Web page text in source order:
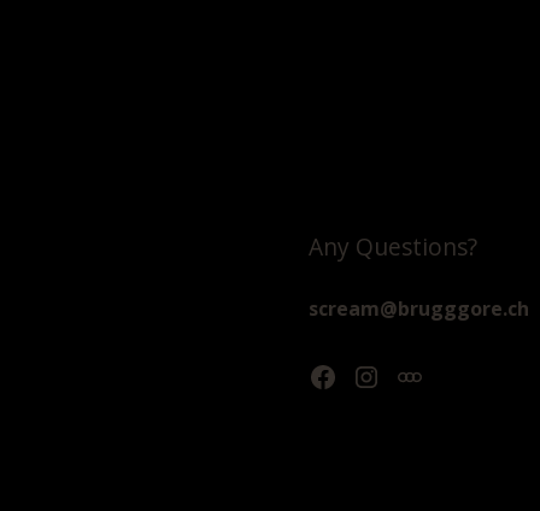
Any Questions?
scream@brugggore.ch